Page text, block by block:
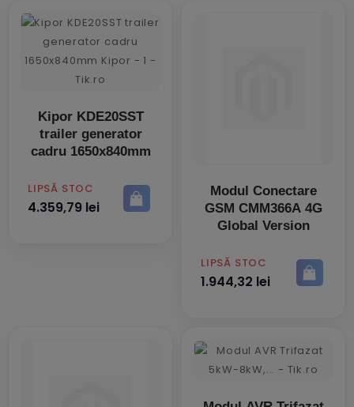
Kipor KDE20SST
trailer generator
cadru 1650x840mm
PRET
LIPSĂ STOC
4.359,79 lei
Modul Conectare
GSM CMM366A 4G
Global Version
PRET
LIPSĂ STOC
1.944,32 lei